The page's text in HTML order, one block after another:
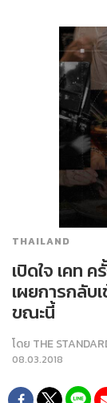
THAILAND
เปิดใจ เคท
เผยการกลับ
ขณะนี้
โดย THE
08.03.2018